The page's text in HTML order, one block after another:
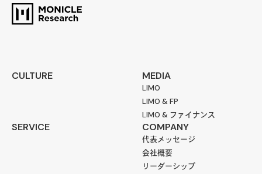
CULTURE MEDIA
LIMO
LIMO & FP
LIMO & ファイナンス
SERVICE COMPANY
代表メッセージ
会社概要
リーダーシップ